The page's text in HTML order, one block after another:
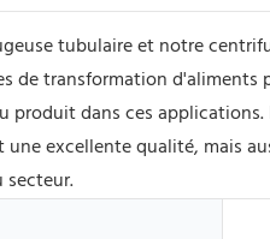
tubulaire et notre
de transformation d'aliments
dans ces
excellente qualité, mais
secteur.